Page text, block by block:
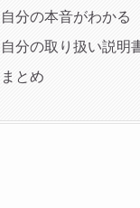
自分の本音がわかる
自分の取り扱い説明
まとめ